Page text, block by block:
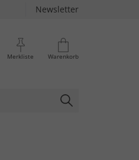
Newsletter
Merkliste Warenkorb